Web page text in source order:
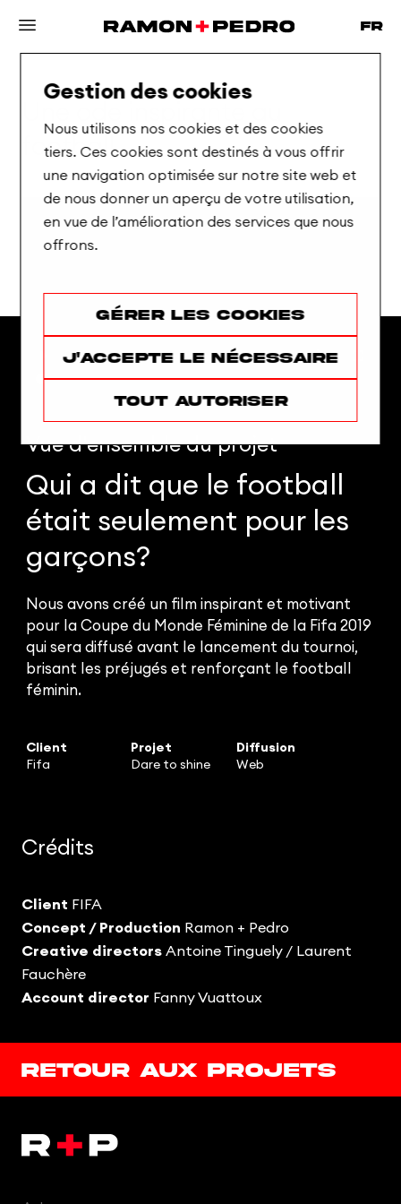
Gestion des cookies
Nous utilisons nos cookies et des cookies
tiers. Ces cookies sont destinés à vous offrir
une navigation optimisée sur notre site web et
de nous donner un aperçu de votre utilisation,
en vue de l’amélioration des services que nous
offrons.
J'accepte le nécessaire
Gérer les cookies
Tout autoriser
football
Vue d'ensembledu projet
Qui a dit que le football
était seulement pour les
garçons?
Nous avons créé un film inspirant et motivant
pour la Coupe du Monde Féminine de la Fifa 2019
qui sera diffusé avant le lancement du tournoi,
brisant les préjugés et renforçant le football
féminin.
Client
Fifa
Projet
Dare to shine
Diffusion
Web
Crédits
Client FIFA
Concept / Production Ramon + Pedro
Creative directors Antoine Tinguely / Laurent
Fauchère
Account director Fanny Vuattoux
Retour aux projets